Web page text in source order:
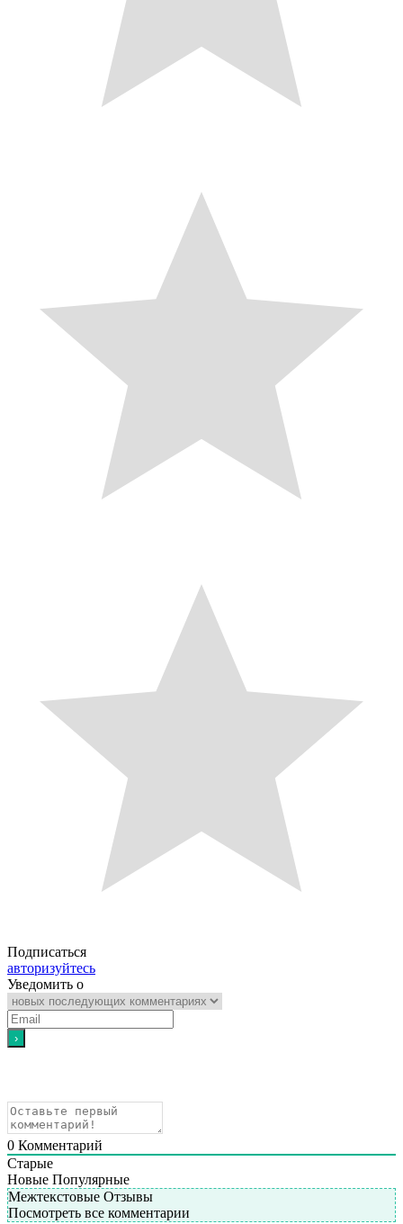
Подписаться
авторизуйтесь
Уведомить о
0 Комментарий
Старые
Новые Популярные
Межтекстовые Отзывы
Посмотреть все комментарии